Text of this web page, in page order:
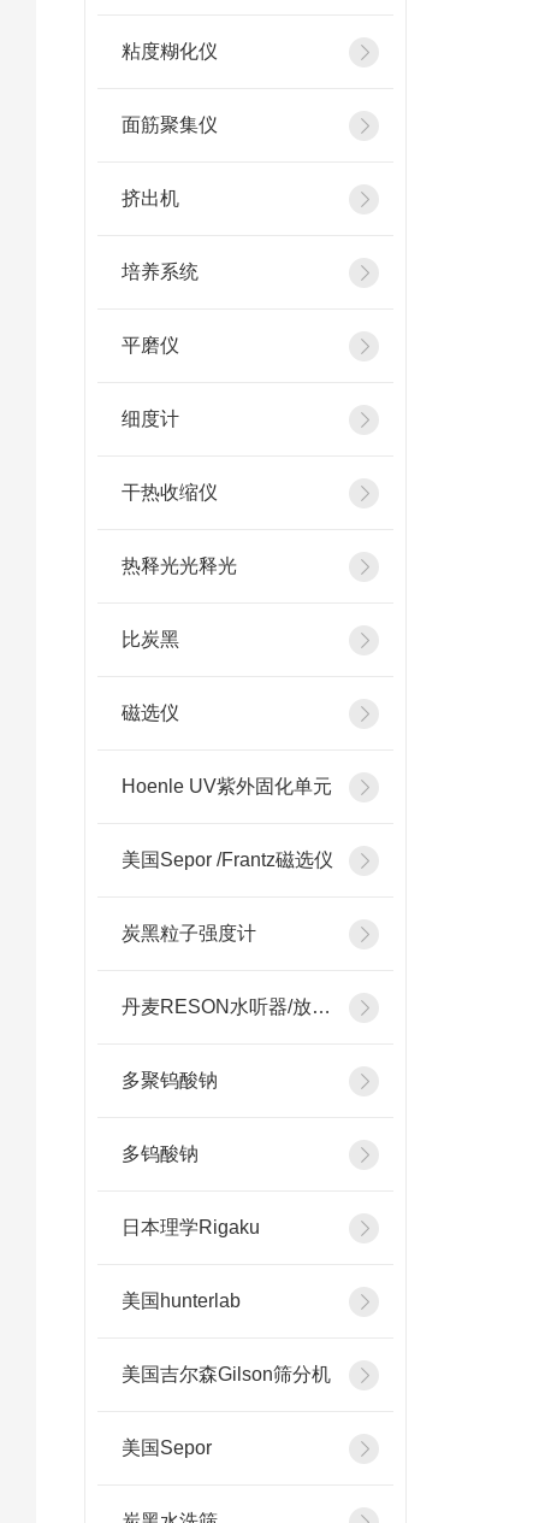
粘度糊化仪
面筋聚集仪
挤出机
培养系统
平磨仪
细度计
干热收缩仪
热释光光释光
比炭黑
磁选仪
Hoenle UV紫外固化单元
美国Sepor /Frantz磁选仪
炭黑粒子强度计
丹麦RESON水听器/放大器
多聚钨酸钠
多钨酸钠
日本理学Rigaku
美国hunterlab
美国吉尔森Gilson筛分机
美国Sepor